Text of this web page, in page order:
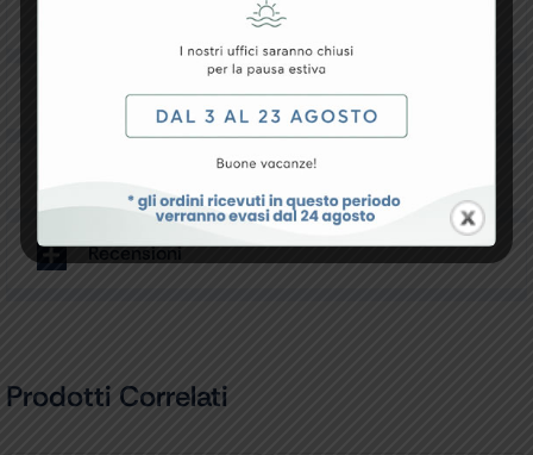
Specifiche Tecniche
Resi e Garanzia
Recensioni
Prodotti Correlati